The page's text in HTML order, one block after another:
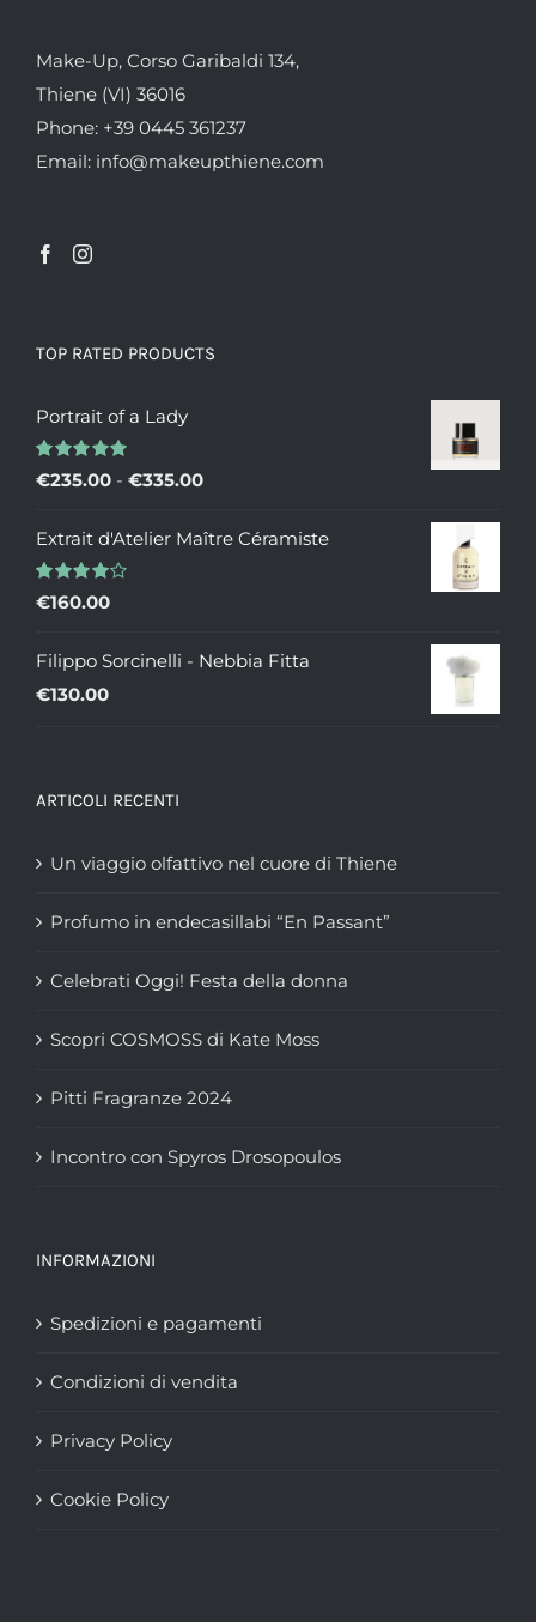
Make-Up, Corso Garibaldi 134,
Thiene (VI) 36016
Phone: +39 0445 361237
Email: info@makeupthiene.com
TOP RATED PRODUCTS
Portrait of a Lady
Valutato
€235.00 - €335.00Fascia
prezzo:
Extrait d'Atelier Maître Céramiste
Valutato
€160.00
Filippo Sorcinelli - Nebbia Fitta
€130.00
ARTICOLI RECENTI
Un viaggio olfattivo nel cuore di Thiene
Profumo in endecasillabi “En Passant”
Celebrati Oggi! Festa della donna
Scopri COSMOSS di Kate Moss
Pitti Fragranze 2024
Incontro con Spyros Drosopoulos
INFORMAZIONI
Spedizioni e pagamenti
Condizioni di vendita
Privacy Policy
Cookie Policy